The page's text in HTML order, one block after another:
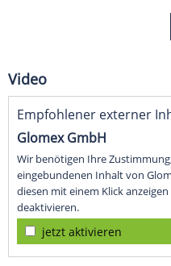
Video
Empfohlener externer
Glomex GmbH
Wir benötigen Ihre
eingebundenen Inhalt von
diesen mit einem Klick
deaktivieren.
jetzt aktivieren